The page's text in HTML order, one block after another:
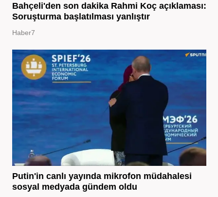
Bahçeli'den son dakika Rahmi Koç açıklaması:
Soruşturma başlatılması yanlıştır
Haber7
Putin'in canlı yayında mikrofon müdahalesi
sosyal medyada gündem oldu